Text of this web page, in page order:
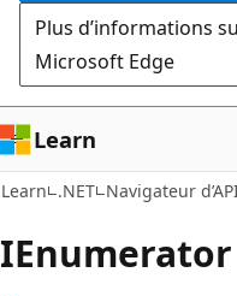
Plus d’informations
Microsoft Edge
Learn
Learn .NET Navigateur